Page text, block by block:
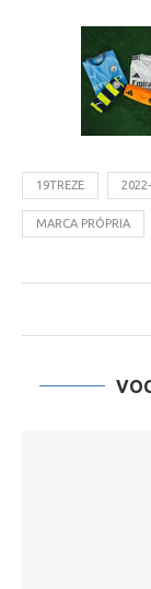
19TREZE
MARCA PRÓPRIA